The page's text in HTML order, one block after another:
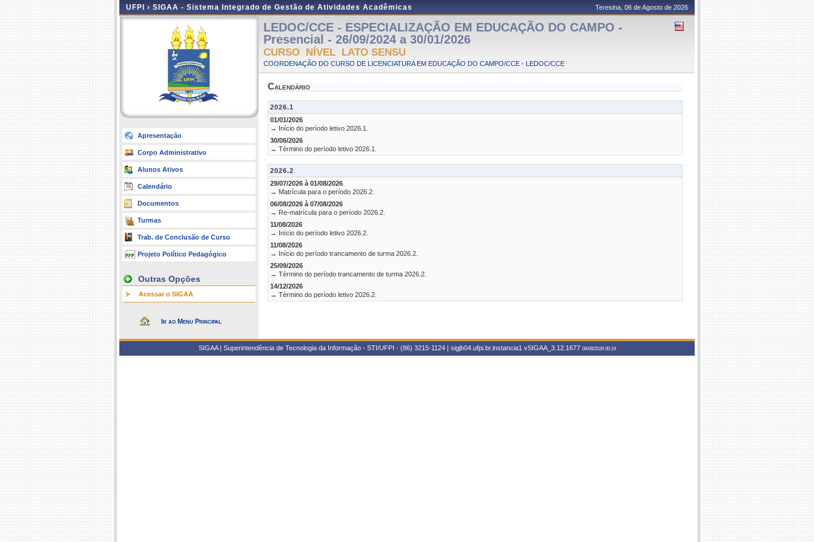
UFPI › SIGAA - Sistema Integrado de Gestão de Atividades Acadêmicas Teresina, 06 de Agosto de 2026
Apresentação
Corpo Administrativo
Alunos Ativos
Calendário
Documentos
Turmas
Trab. de Conclusão de Curso
Projeto Político Pedagógico
Outras Opções
Acessar o SIGAA
Ir ao Menu Principal
LEDOC/CCE - ESPECIALIZAÇÃO EM EDUCAÇÃO DO CAMPO -
Presencial - 26/09/2024 a 30/01/2026
CURSO NÍVEL LATO SENSU
COORDENAÇÃO DO CURSO DE LICENCIATURA EM EDUCAÇÃO DO CAMPO/CCE - LEDOC/CCE
Calendário
2026.1
01/01/2026
→ Início do período letivo 2026.1.
30/06/2026
→ Término do período letivo 2026.1.
2026.2
29/07/2026 à 01/08/2026
→ Matrícula para o período 2026.2.
06/08/2026 à 07/08/2026
→ Re-matrícula para o período 2026.2.
11/08/2026
→ Início do período letivo 2026.2.
11/08/2026
→ Início do período trancamento de turma 2026.2.
25/09/2026
→ Término do período trancamento de turma 2026.2.
14/12/2026
→ Término do período letivo 2026.2.
SIGAA | Superintendência de Tecnologia da Informação - STI/UFPI - (86) 3215-1124 | sigjb04.ufpi.br.instancia1 vSIGAA_3.12.1677 06/08/2026 00:19